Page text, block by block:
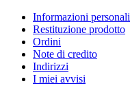
Informazioni personali
Restituzione prodotto
Ordini
Note di credito
Indirizzi
I miei avvisi